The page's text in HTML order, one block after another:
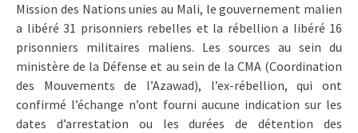
Mission des Nations unies au Mali, le gouvernement malien
a libéré 31 prisonniers rebelles et la rébellion a libéré 16
prisonniers militaires maliens. Les sources au sein du
ministère de la Défense et au sein de la CMA (Coordination
des Mouvements de l’Azawad), l’ex-rébellion, qui ont
confirmé l’échange n’ont fourni aucune indication sur les
dates d’arrestation ou les durées de détention des